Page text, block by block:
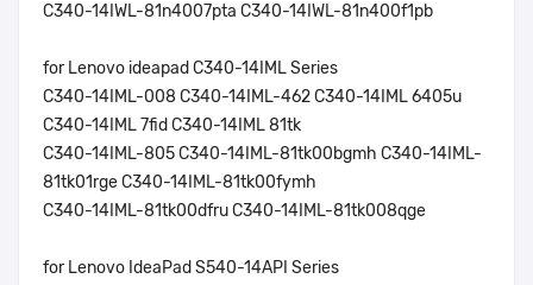
C340-14IWL-81n4007pta C340-14IWL-81n400f1pb
for Lenovo ideapad C340-14IML Series
C340-14IML-008 C340-14IML-462 C340-14IML 6405u
C340-14IML 7fid C340-14IML 81tk
C340-14IML-805 C340-14IML-81tk00bgmh C340-14IML-
81tk01rge C340-14IML-81tk00fymh
C340-14IML-81tk00dfru C340-14IML-81tk008qge
for Lenovo IdeaPad S540-14API Series